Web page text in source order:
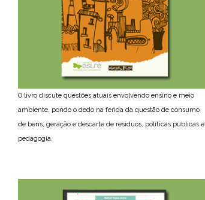
O livro discute questões atuais envolvendo ensino e meio
ambiente, pondo o dedo na ferida da questão de consumo
de bens, geração e descarte de resíduos, políticas públicas e
pedagogia.